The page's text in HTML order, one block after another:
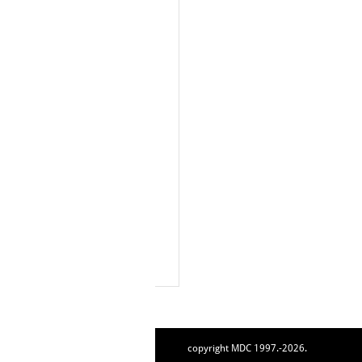
copyright MDC 1997.-2026.